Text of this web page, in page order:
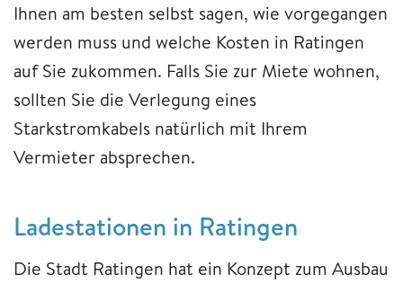
Ihnen am besten selbst sagen, wie vorgegangen
werden muss und welche Kosten in Ratingen
auf Sie zukommen. Falls Sie zur Miete wohnen,
sollten Sie die Verlegung eines
Starkstromkabels natürlich mit Ihrem
Vermieter absprechen.
Ladestationen in Ratingen
Die Stadt Ratingen hat ein Konzept zum Ausbau